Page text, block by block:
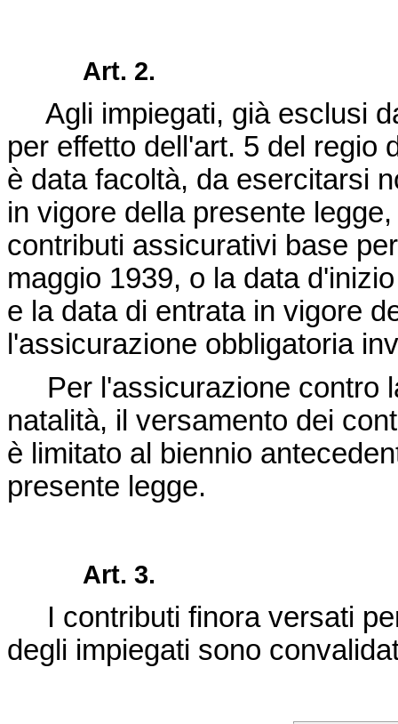
Art. 2.
Agli impiegati, già esclusi
per effetto dell'art. 5 del regio
è data facoltà, da esercitarsi
in vigore della presente
contributi assicurativi base
maggio 1939, o la data
e la data di entrata in vigore
l'assicurazione obbligatoria
Per l'assicurazione contro
natalità, il versamento dei
è limitato al biennio
presente legge.
Art. 3.
I contributi finora versati
degli impiegati sono